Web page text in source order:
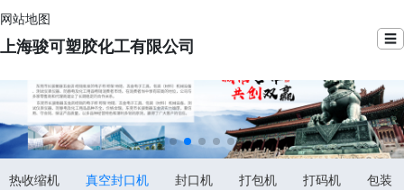
网站地图
上海骏可塑胶化工有限公司 ☰
热收缩机 真空封口机 封口机 打包机 打码机
包装